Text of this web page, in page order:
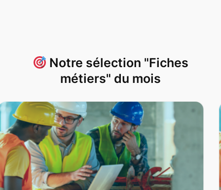
Notre sélection "Fiches
métiers" du mois